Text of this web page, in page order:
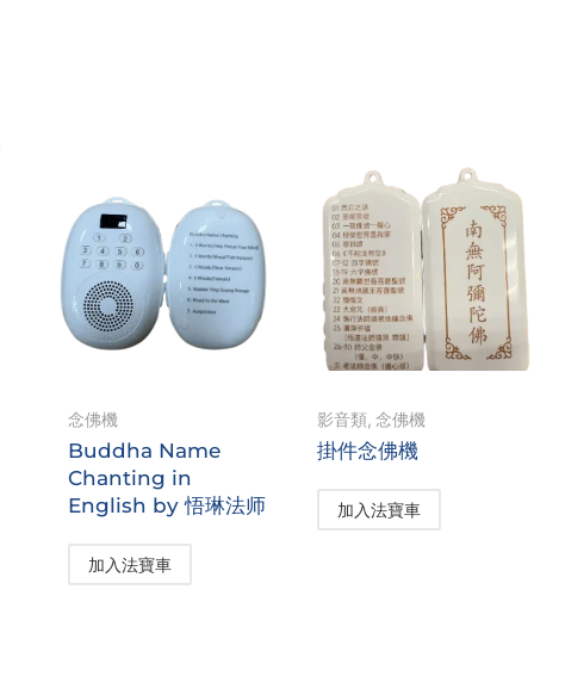
念佛機
Buddha Name
Chanting in
English by 悟琳法师
加入法寶車
影音類, 念佛機
掛件念佛機
加入法寶車